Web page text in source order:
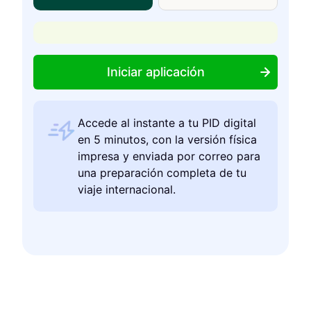
Iniciar aplicación
Accede al instante a tu PID digital
en 5 minutos, con la versión física
impresa y enviada por correo para
una preparación completa de tu
viaje internacional.